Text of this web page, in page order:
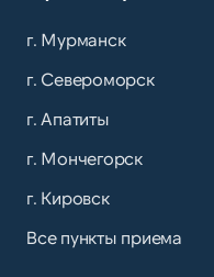
г. Мурманск
г. Североморск
г. Апатиты
г. Мончегорск
г. Кировск
Все пункты приема